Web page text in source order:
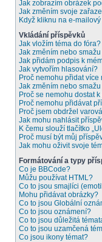
Jak zobrazím obrázek
Jak změním svoje
Když kliknu na e-
Vkládání příspěvků
Jak vložím téma do fóra?
Jak změním nebo
Jak přidám podpis k
Jak vytvořím hlasování?
Proč nemohu přidat
Jak změním nebo
Proč se nemohu dostat k
Proč nemohu přidávat
Proč jsem obdržel
Jak mohu nahlásit
K čemu slouží tlačítko
Proč musí být můj
Jak mohu oživit svoje
Formátování a typy
Co je BBCode?
Můžu používat HTML?
Co to jsou smajlíci
Mohu přidávat obrázky?
Co to jsou Globální
Co to jsou oznámení?
Co to jsou důležitá
Co to jsou uzamčená
Co jsou ikony témat?